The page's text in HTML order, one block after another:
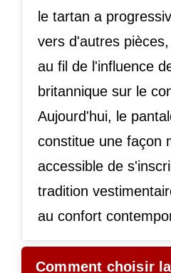
le tartan a
vers d'autres
au fil de l'influence
britannique sur le
Aujourd'hui, le
constitue une façon
accessible de
tradition
au confort
Comment choisir